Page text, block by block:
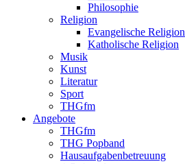
Philosophie
Religion
Evangelische Religion
Katholische Religion
Musik
Kunst
Literatur
Sport
THGfm
Angebote
THGfm
THG Popband
Hausaufgabenbetreuung